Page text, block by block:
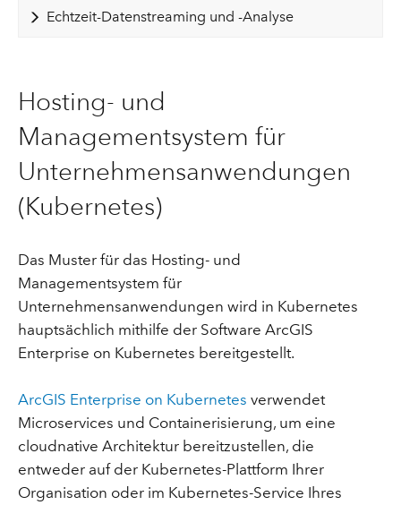
Echtzeit-Datenstreaming und -Analyse
Hosting- und
Managementsystem für
Unternehmensanwendungen
(Kubernetes)
Das Muster für das Hosting- und
Managementsystem für
Unternehmensanwendungen wird in Kubernetes
hauptsächlich mithilfe der Software ArcGIS
Enterprise on Kubernetes bereitgestellt.
ArcGIS Enterprise on Kubernetes verwendet
Microservices und Containerisierung, um eine
cloudnative Architektur bereitzustellen, die
entweder auf der Kubernetes-Plattform Ihrer
Organisation oder im Kubernetes-Service Ihres